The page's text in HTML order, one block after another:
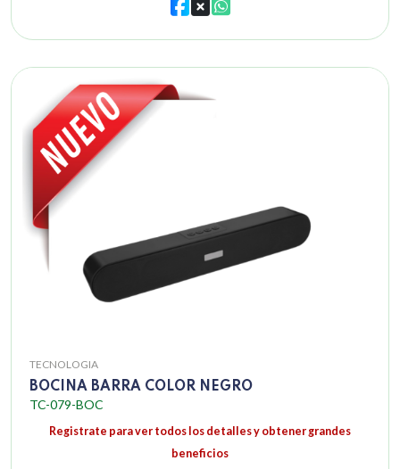
TECNOLOGIA
BOCINA BARRA COLOR NEGRO
TC-079-BOC
Registrate para ver todos los detalles y obtener grandes
beneficios